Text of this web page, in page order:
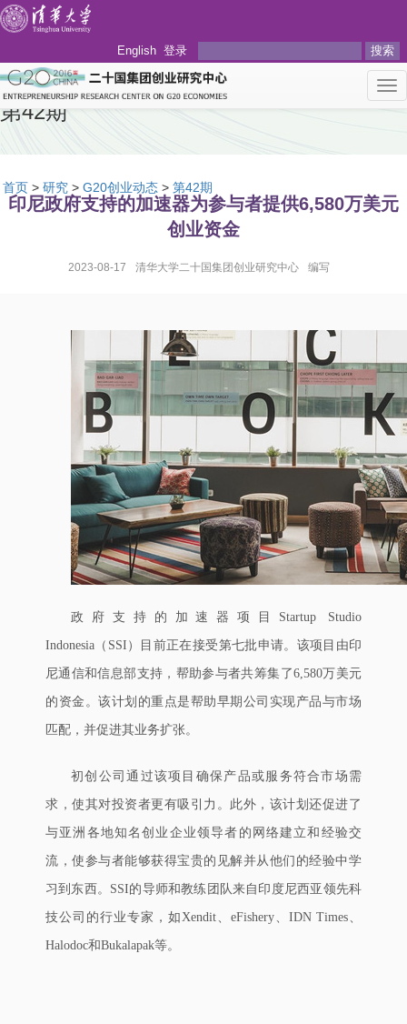
English 登录 搜索
第42期
首页 > 研究 > G20创业动态 > 第42期
印尼政府支持的加速器为参与者提供6,580万美元
创业资金
2023-08-17 清华大学二十国集团创业研究中心 编写
政府支持的加速器项目Startup Studio
Indonesia（SSI）目前正在接受第七批申请。该项目由印
尼通信和信息部支持，帮助参与者共筹集了6,580万美元
的资金。该计划的重点是帮助早期公司实现产品与市场
匹配，并促进其业务扩张。
初创公司通过该项目确保产品或服务符合市场需
求，使其对投资者更有吸引力。此外，该计划还促进了
与亚洲各地知名创业企业领导者的网络建立和经验交
流，使参与者能够获得宝贵的见解并从他们的经验中学
习到东西。SSI的导师和教练团队来自印度尼西亚领先科
技公司的行业专家，如Xendit、eFishery、IDN Times、
Halodoc和Bukalapak等。